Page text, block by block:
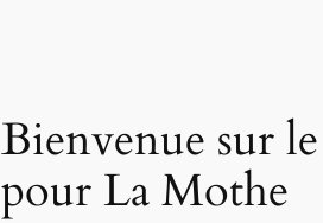
Bienvenue sur
pour La Mothe